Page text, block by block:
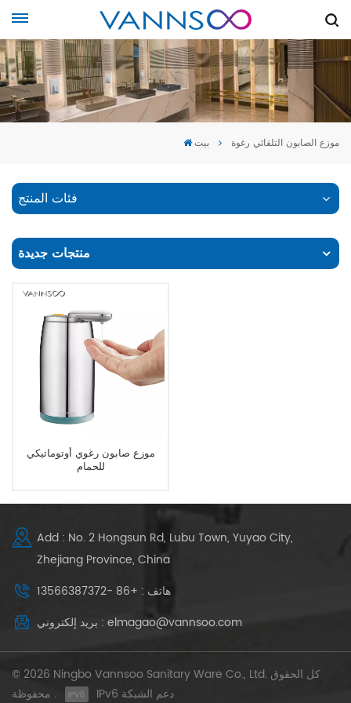
بيت موزع الصابون التلقائي رغوة
فئات المنتج
منتجات جديدة
موزع صابون رغوي أوتوماتيكي
للحمام
Add : No. 2 Hongsun Rd, Lubu Town, Yuyao City,
Zhejiang Province, China
هاتف : +86 -13566387372
بريد إلكتروني : elmagao@vannsoo.com
© 2026 Ningbo Vannsoo Sanitary Ware Co., Ltd. كل الحقوق
محفوظة .
IPv6 دعم الشبكة